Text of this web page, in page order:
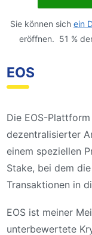
Sie können sich ein
eröffnen. 51 %
EOS
Die EOS-
dezentralisierter
einem speziellen
Stake, bei dem
Transaktionen in
EOS ist meiner
unterbewertete